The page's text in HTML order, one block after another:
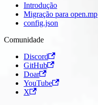
Introdução
Migração para open.mp
config.json
Comunidade
Discord
GitHub
Doar
YouTube
X